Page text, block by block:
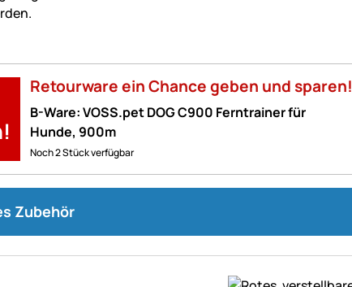
Retourware ein Chance geben und sparen!
B-Ware: VOSS.pet DOG C900 Ferntrainer für
Hunde, 900m
Noch 2 Stück verfügbar
Zubehör